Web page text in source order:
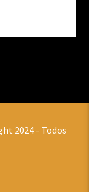
2024 - Todos